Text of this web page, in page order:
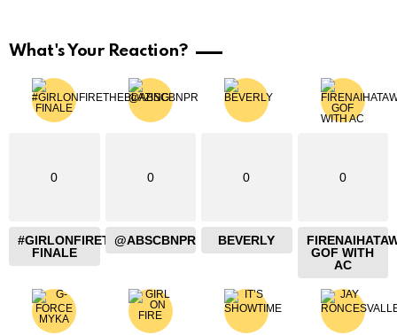
What's Your Reaction?
0
#GIRLONFIRETHEBLAZING
FINALE
0
@ABSCBNPR
0
BEVERLY
0
GOF WITH
AC